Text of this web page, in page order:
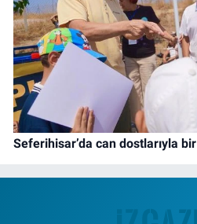
Seferihisar’da can dostlarıyla